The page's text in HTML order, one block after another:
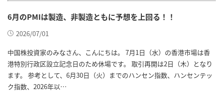
6月のPMIは製造、非製造ともに予想を上回る！！
2026/07/01
中国株投資家のみなさん、こんにちは。 7月1日（水）の香港市場は香
港特別行政区設立記念日のため休場です。 取引再開は2日（木）となり
ます。 参考として、6月30日（火）までのハンセン指数、ハンセンテッ
ク指数、2026年以…